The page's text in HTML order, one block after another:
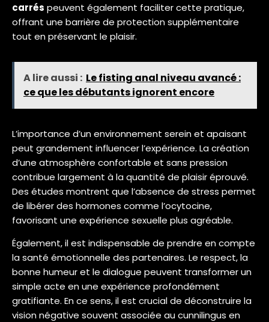
carrés peuvent également faciliter cette pratique,
offrant une barrière de protection supplémentaire
tout en préservant le plaisir.
A lire aussi : Le fisting anal niveau avancé :
ce que les débutants ignorent encore
L’importance d’un environnement serein et apaisant
peut grandement influencer l’expérience. La création
d’une atmosphère confortable et sans pression
contribue largement à la quantité de plaisir éprouvé.
Des études montrent que l’absence de stress permet
de libérer des hormones comme l’ocytocine,
favorisant une expérience sexuelle plus agréable.
Également, il est indispensable de prendre en compte
la santé émotionnelle des partenaires. Le respect, la
bonne humeur et le dialogue peuvent transformer un
simple acte en une expérience profondément
gratifiante. En ce sens, il est crucial de déconstruire la
vision négative souvent associée au cunnilingus en